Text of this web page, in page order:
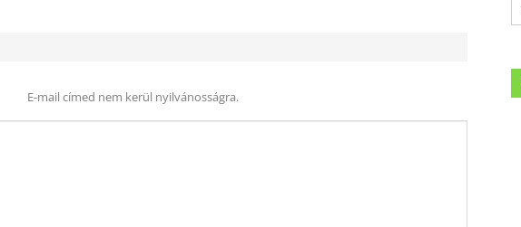
E-mail címed nem kerül nyilvánosságra.